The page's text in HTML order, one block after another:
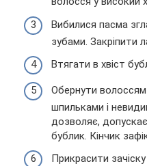
Вибилися пасма
зубами. Закріпити
Втягати в хвіст
Обернути
шпильками і
дозволяє,
бублик. Кінчик
Прикрасити